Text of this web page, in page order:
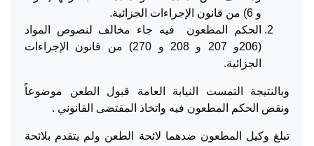
و 6) من قانون الإجراءات الجزائية.
الحكم المطعون فيه جاء مخالف لنصوص المواد
(206و 207 و 208 و 270) من قانون الإجراءات
الجزائية.
وبالنتيجة التمست النيابة العامة قبول الطعن موضوعاً
ونقض الحكم المطعون فيه واتخاذ المقتضى القانوني .
تبلغ وكيل المطعون ضدهما لائحة الطعن ولم يتقدم بلائحة